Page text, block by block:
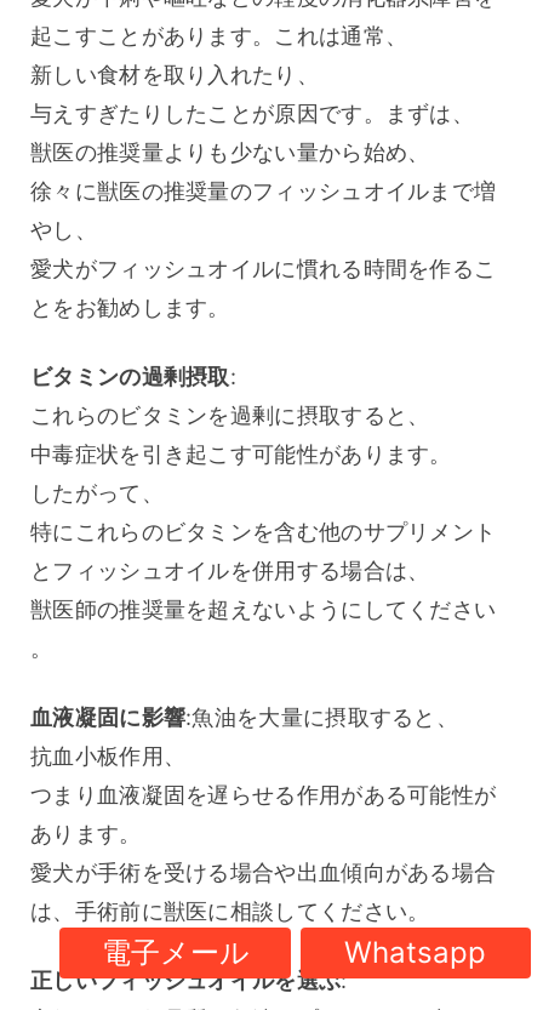
起こすことがあります。これは通常、
新しい食材を取り入れたり、
与えすぎたりしたことが原因です。まずは、
獣医の推奨量よりも少ない量から始め、
徐々に獣医の推奨量のフィッシュオイルまで増
やし、
愛犬がフィッシュオイルに慣れる時間を作るこ
とをお勧めします。
ビタミンの過剰摂取:
これらのビタミンを過剰に摂取すると、
中毒症状を引き起こす可能性があります。
したがって、
特にこれらのビタミンを含む他のサプリメント
とフィッシュオイルを併用する場合は、
獣医師の推奨量を超えないようにしてください
。
血液凝固に影響:魚油を大量に摂取すると、
抗血小板作用、
つまり血液凝固を遅らせる作用がある可能性が
あります。
愛犬が手術を受ける場合や出血傾向がある場合
は、手術前に獣医に相談してください。
正しいフィッシュオイルを選ぶ:
電子メール Whatsapp